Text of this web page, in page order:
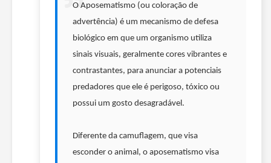
O Aposematismo (ou coloração de
advertência) é um mecanismo de defesa
biológico em que um organismo utiliza
sinais visuais, geralmente cores vibrantes e
contrastantes, para anunciar a potenciais
predadores que ele é perigoso, tóxico ou
possui um gosto desagradável.
Diferente da camuflagem, que visa
esconder o animal, o aposematismo visa